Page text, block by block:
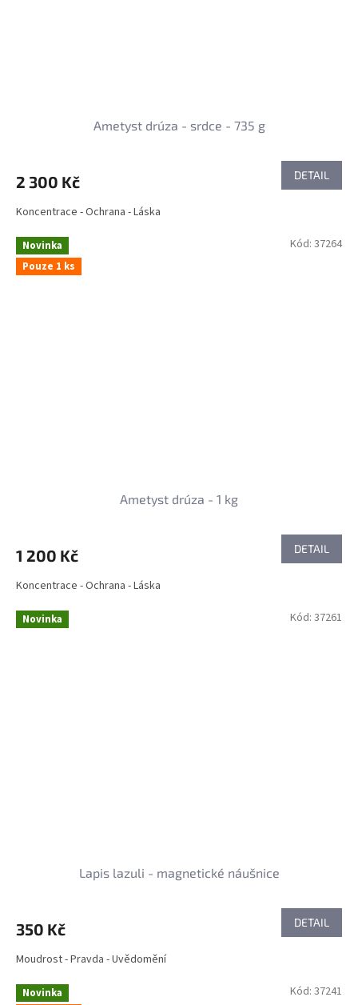
Ametyst drúza - srdce - 735 g
2 300 Kč DETAIL
Koncentrace - Ochrana - Láska
Novinka
Pouze 1 ks
Ametyst drúza - 1 kg
1 200 Kč DETAIL
Koncentrace - Ochrana - Láska
Kód: 37264
Novinka
Lapis lazuli - magnetické náušnice
350 Kč DETAIL
Moudrost - Pravda - Uvědomění
Kód: 37261
Novinka
Kód: 37241